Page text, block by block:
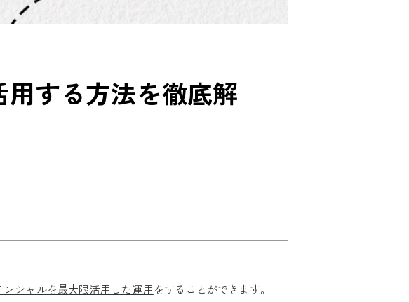
する方法を徹底解
シャルを最大限活用した運用をすることができます。